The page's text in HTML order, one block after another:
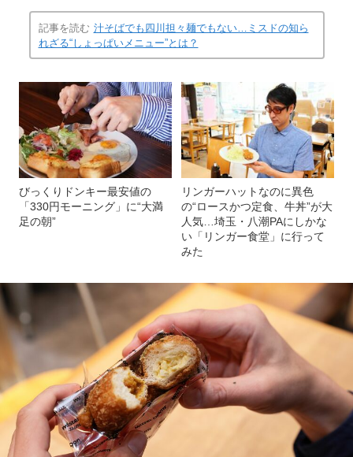
記事を読む 汁そばでも四川担々麺でもない…ミスドの知ら
れざる“しょっぱいメニュー”とは？
びっくりドンキー最安値の
「330円モーニング」に“大満
足の朝”
リンガーハットなのに異色
の“ロースかつ定食、牛丼”が大
人気…埼玉・八潮PAにしかな
い「リンガー食堂」に行って
みた